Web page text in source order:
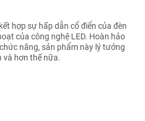
hợp sự hấp dẫn cổ điển của đèn
của công nghệ LED. Hoàn hảo
năng, sản phẩm này lý tưởng
và hơn thế nữa.